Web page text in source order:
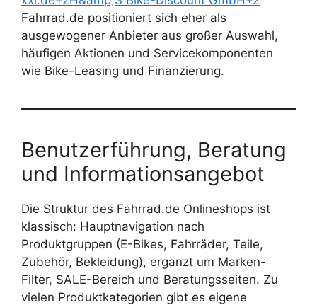
Fahrrad.de positioniert sich eher als
ausgewogener Anbieter aus großer Auswahl,
häufigen Aktionen und Servicekomponenten
wie Bike-Leasing und Finanzierung.
Benutzerführung, Beratung
und Informationsangebot
Die Struktur des Fahrrad.de Onlineshops ist
klassisch: Hauptnavigation nach
Produktgruppen (E-Bikes, Fahrräder, Teile,
Zubehör, Bekleidung), ergänzt um Marken-
Filter, SALE-Bereich und Beratungsseiten. Zu
vielen Produktkategorien gibt es eigene